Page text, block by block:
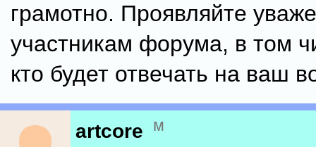
грамотно. Проявляйте
участникам форума, в том
кто будет отвечать на ваш
artcore м